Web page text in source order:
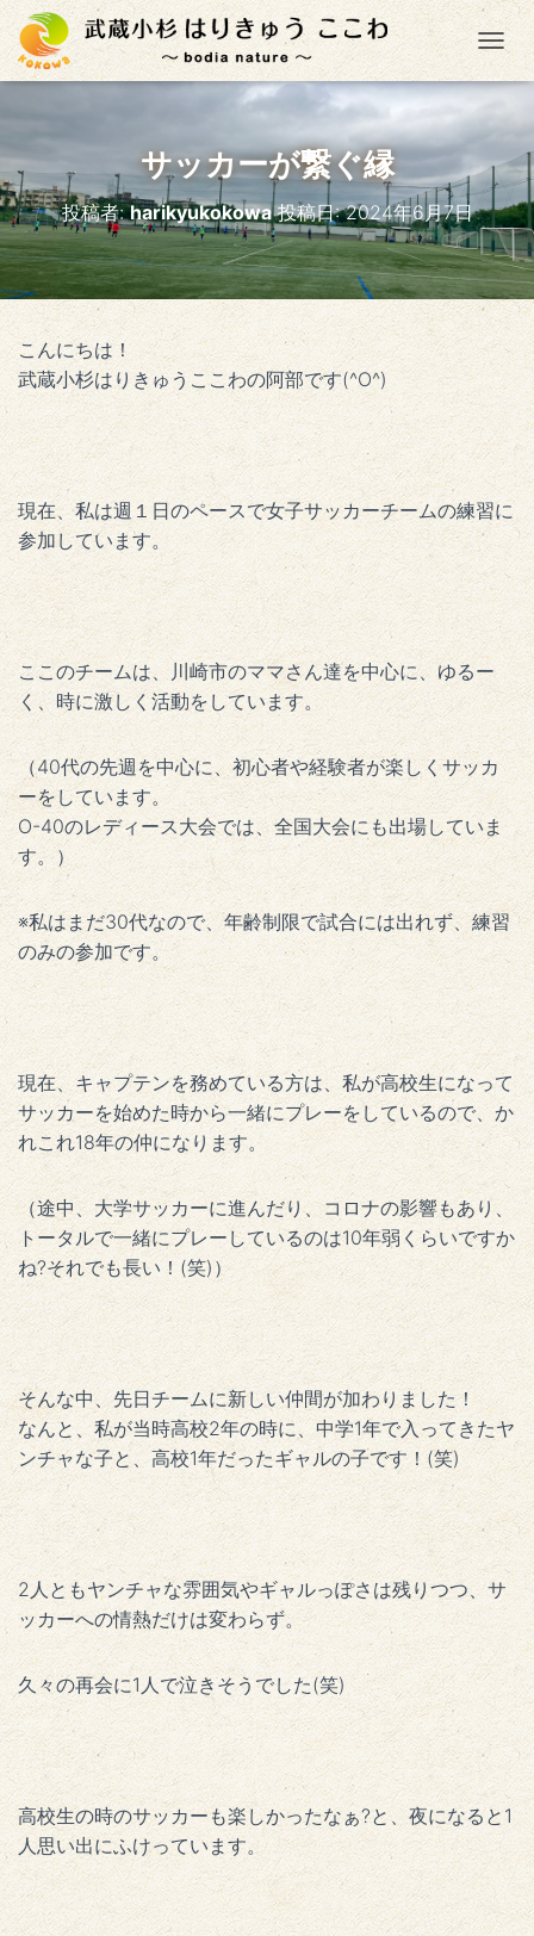
ナ
サッカーが繋ぐ縁
投稿者:harikyukokowa投稿日:2024年6月7日
こんにちは！
武蔵小杉はりきゅうここわの阿部です(^O^)
現在、私は週１日のペースで女子サッカーチームの練習に
参加しています。
ここのチームは、川崎市のママさん達を中心に、ゆるー
く、時に激しく活動をしています。
（40代の先週を中心に、初心者や経験者が楽しくサッカ
ーをしています。
O-40のレディース大会では、全国大会にも出場していま
す。）
※私はまだ30代なので、年齢制限で試合には出れず、練習
のみの参加です。
現在、キャプテンを務めている方は、私が高校生になって
サッカーを始めた時から一緒にプレーをしているので、か
れこれ18年の仲になります。
（途中、大学サッカーに進んだり、コロナの影響もあり、
トータルで一緒にプレーしているのは10年弱くらいですか
ね?それでも長い！(笑)）
そんな中、先日チームに新しい仲間が加わりました！
なんと、私が当時高校2年の時に、中学1年で入ってきたヤ
ンチャな子と、高校1年だったギャルの子です！(笑)
2人ともヤンチャな雰囲気やギャルっぽさは残りつつ、サ
ッカーへの情熱だけは変わらず。
久々の再会に1人で泣きそうでした(笑)
高校生の時のサッカーも楽しかったなぁ?と、夜になると1
人思い出にふけっています。